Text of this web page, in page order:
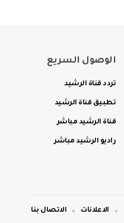
الوصول السريع
تردد قناة الرشيد
تطبيق قناة الرشيد
قناة الرشيد مباشر
راديو الرشيد مباشر
الاعلانات الاتصال بنا